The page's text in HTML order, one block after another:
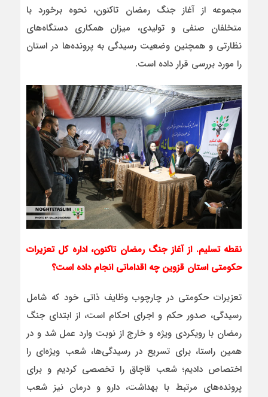
مجموعه از آغاز جنگ رمضان تاکنون، نحوه برخورد با
متخلفان صنفی و تولیدی، میزان همکاری دستگاه‌های
نظارتی و همچنین وضعیت رسیدگی به پرونده‌ها در استان
را مورد بررسی قرار داده است.
نقطه تسلیم. از آغاز جنگ رمضان تاکنون، اداره کل تعزیرات
حکومتی استان قزوین چه اقداماتی انجام داده است؟
تعزیرات حکومتی در چارچوب وظایف ذاتی خود که شامل
رسیدگی، صدور حکم و اجرای احکام است، از ابتدای جنگ
رمضان با رویکردی ویژه و خارج از نوبت وارد عمل شد و در
همین راستا، برای تسریع در رسیدگی‌ها، شعب ویژه‌ای را
اختصاص دادیم؛ شعب قاچاق را تخصصی کردیم و برای
پرونده‌های مرتبط با بهداشت، دارو و درمان نیز شعب